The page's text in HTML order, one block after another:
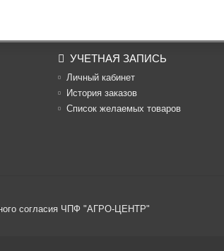
УЧЕТНАЯ ЗАПИСЬ
Личный кабинет
История заказов
Список желаемых товаров
согласия ЧПФ "АГРО-ЦЕНТР"